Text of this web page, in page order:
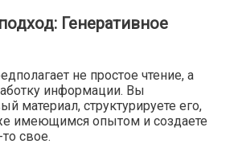
Генеративное
не простое чтение, а
информации. Вы
материал, структурируете его,
имеющимся опытом и создаете
свое.